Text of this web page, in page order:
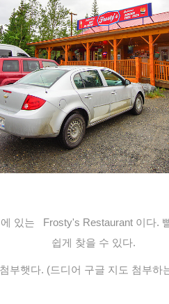
있는
Frosty's Restaurant 이다.
쉽게 찾을 수 있다.
부햇다. (드디어 구글 지도 첨부하